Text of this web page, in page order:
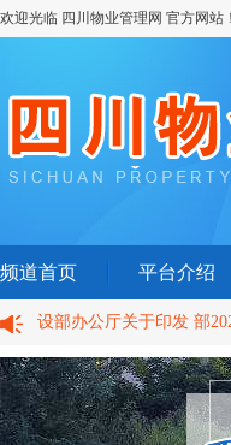
欢迎光临 四川物业管理网 官方网站！
频道首页 平台介绍
设部办公厅关于印发 部2022